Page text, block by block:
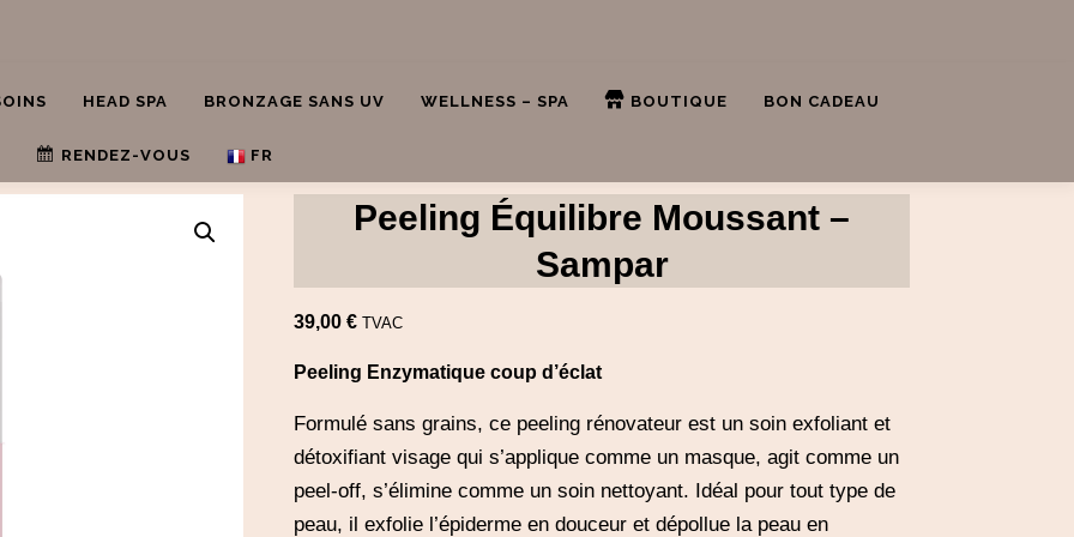
HEAD SPA BRONZAGE SANS UV WELLNESS – SPA BOUTIQUE BON CADEAU
RENDEZ-VOUS
Rendez-vous en ligne 24h/24 – 7j/7
FR
Peeling Équilibre Moussant –
Sampar
39,00€ TVAC
Peeling Enzymatique coup d’éclat
Formulé sans grains, ce peeling rénovateur est un soin exfoliant et
détoxifiant visage qui s’applique comme un masque, agit comme un
peel-off, s’élimine comme un soin nettoyant. Idéal pour tout type de
peau, il exfolie l’épiderme en douceur et dépollue la peau en